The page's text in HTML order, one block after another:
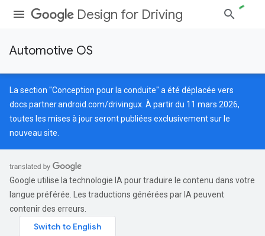
Design for Driving
Automotive OS
La section "Conception pour la conduite" a été déplacée vers
docs.partner.android.com/drivingux . À partir du 11 mars 2026,
toutes les mises à jour seront publiées exclusivement sur le
nouveau site.
Google utilise la technologie IA pour traduire le contenu dans votre
langue préférée. Les traductions générées par IA peuvent
contenir des erreurs.